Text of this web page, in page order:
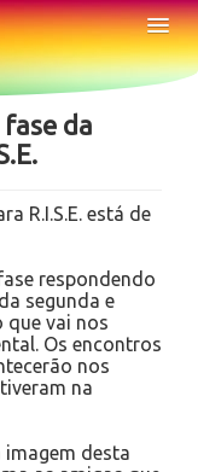
da
R.I.S.E. está de
respondendo
segunda e
que vai nos
Os encontros
nos
na
desta